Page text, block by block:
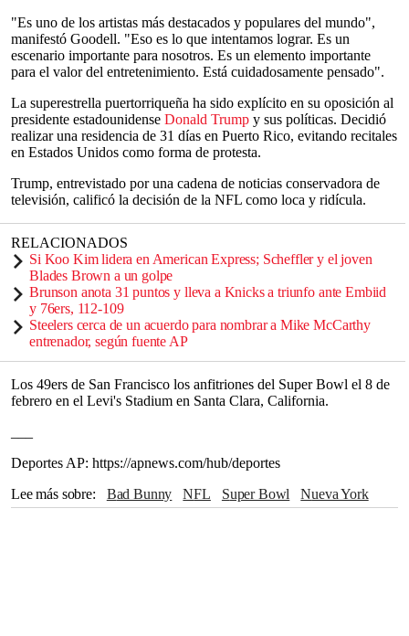
"Es uno de los artistas más destacados y populares del mundo",
manifestó Goodell. "Eso es lo que intentamos lograr. Es un
escenario importante para nosotros. Es un elemento importante
para el valor del entretenimiento. Está cuidadosamente pensado".
La superestrella puertorriqueña ha sido explícito en su oposición al
presidente estadounidense Donald Trump y sus políticas. Decidió
realizar una residencia de 31 días en Puerto Rico, evitando recitales
en Estados Unidos como forma de protesta.
Trump, entrevistado por una cadena de noticias conservadora de
televisión, calificó la decisión de la NFL como loca y ridícula.
RELACIONADOS
Si Koo Kim lidera en American Express; Scheffler y el joven
Blades Brown a un golpe
Brunson anota 31 puntos y lleva a Knicks a triunfo ante Embiid
y 76ers, 112-109
Steelers cerca de un acuerdo para nombrar a Mike McCarthy
entrenador, según fuente AP
Los 49ers de San Francisco los anfitriones del Super Bowl el 8 de
febrero en el Levi's Stadium en Santa Clara, California.
Deportes AP: https://apnews.com/hub/deportes
Lee más sobre
Bad Bunny NFL Super Bowl
Nueva York